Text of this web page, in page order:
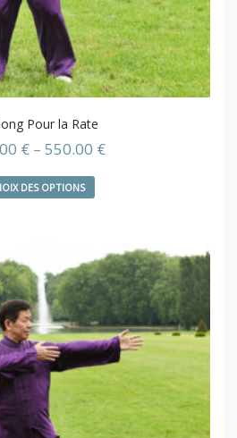
Pour la Rate
€– 550.00 €
DES OPTIONS